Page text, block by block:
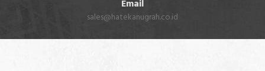
Email
sales@hatekanugrah.co.id